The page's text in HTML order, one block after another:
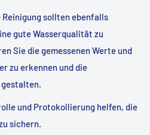
Reinigung sollten ebenfalls
gute Wasserqualität zu
Sie die gemessenen Werte und
zu erkennen und die
und Protokollierung helfen, die
sichern.